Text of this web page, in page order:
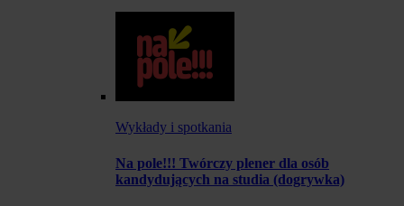
Wykłady i spotkania
Na pole!!! Twórczy plener dla osób
kandydujących na studia (dogrywka)